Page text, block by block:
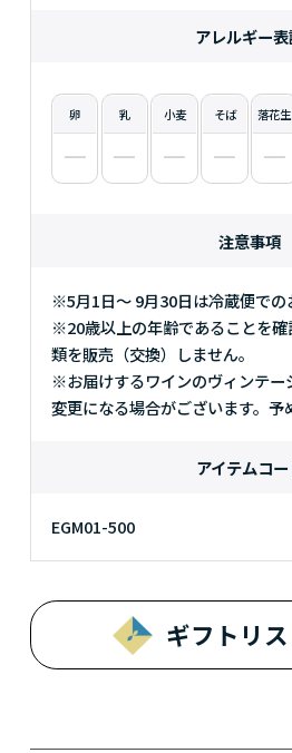
アレルギー
卵 乳 小麦 そば 落花生
注意事項
※5月1日～ 9月30日は冷蔵便での
※20歳以上の年齢であることを
類を販売（交換）しません。
※お届けするワインのヴィンテー
変更になる場合がございます。予
アイテムコー
EGM01-500
ギフトリ